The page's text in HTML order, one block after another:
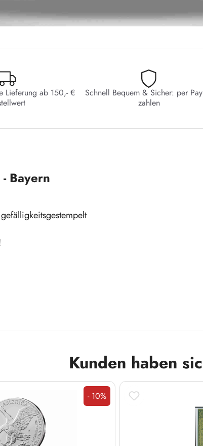
Lieferung ab 150,- €
Schnell Bequem & Sicher: per
zahlen
Bayern
Kunden haben
Rabatt
- 10%